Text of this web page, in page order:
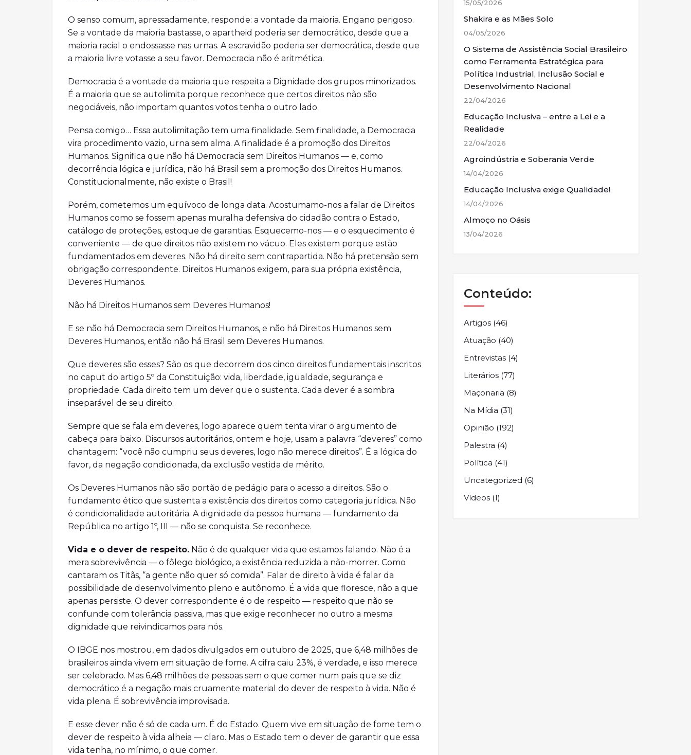
O senso comum, apressadamente, responde: a vontade da maioria. Engano perigoso.
Se a vontade da maioria bastasse, o apartheid poderia ser democrático, desde que a
maioria racial o endossasse nas urnas. A escravidão poderia ser democrática, desde que
a maioria livre votasse a seu favor. Democracia não é aritmética.
Democracia é a vontade da maioria que respeita a Dignidade dos grupos minorizados.
É a maioria que se autolimita porque reconhece que certos direitos não são
negociáveis, não importam quantos votos tenha o outro lado.
Pensa comigo… Essa autolimitação tem uma finalidade. Sem finalidade, a Democracia
vira procedimento vazio, urna sem alma. A finalidade é a promoção dos Direitos
Humanos. Significa que não há Democracia sem Direitos Humanos — e, como
decorrência lógica e jurídica, não há Brasil sem a promoção dos Direitos Humanos.
Constitucionalmente, não existe o Brasil!
Porém, cometemos um equívoco de longa data. Acostumamo-nos a falar de Direitos
Humanos como se fossem apenas muralha defensiva do cidadão contra o Estado,
catálogo de proteções, estoque de garantias. Esquecemo-nos — e o esquecimento é
conveniente — de que direitos não existem no vácuo. Eles existem porque estão
fundamentados em deveres. Não há direito sem contrapartida. Não há pretensão sem
obrigação correspondente. Direitos Humanos exigem, para sua própria existência,
Deveres Humanos.
Não há Direitos Humanos sem Deveres Humanos!
E se não há Democracia sem Direitos Humanos, e não há Direitos Humanos sem
Deveres Humanos, então não há Brasil sem Deveres Humanos.
Que deveres são esses? São os que decorrem dos cinco direitos fundamentais inscritos
no caput do artigo 5º da Constituição: vida, liberdade, igualdade, segurança e
propriedade. Cada direito tem um dever que o sustenta. Cada dever é a sombra
inseparável de seu direito.
Sempre que se fala em deveres, logo aparece quem tenta virar o argumento de
cabeça para baixo. Discursos autoritários, ontem e hoje, usam a palavra “deveres” como
chantagem: “você não cumpriu seus deveres, logo não merece direitos”. É a lógica do
favor, da negação condicionada, da exclusão vestida de mérito.
Os Deveres Humanos não são portão de pedágio para o acesso a direitos. São o
fundamento ético que sustenta a existência dos direitos como categoria jurídica. Não
é condicionalidade autoritária. A dignidade da pessoa humana — fundamento da
República no artigo 1º, III — não se conquista. Se reconhece.
Vida e o dever de respeito. Não é de qualquer vida que estamos falando. Não é a
mera sobrevivência — o fôlego biológico, a existência reduzida a não-morrer. Como
cantaram os Titãs, “a gente não quer só comida”. Falar de direito à vida é falar da
possibilidade de desenvolvimento pleno e autônomo. É a vida que floresce, não a que
apenas persiste. O dever correspondente é o de respeito — respeito que não se
confunde com tolerância passiva, mas que exige reconhecer no outro a mesma
dignidade que reivindicamos para nós.
O IBGE nos mostrou, em dados divulgados em outubro de 2025, que 6,48 milhões de
brasileiros ainda vivem em situação de fome. A cifra caiu 23%, é verdade, e isso merece
ser celebrado. Mas 6,48 milhões de pessoas sem o que comer num país que se diz
democrático é a negação mais cruamente material do dever de respeito à vida. Não é
vida plena. É sobrevivência improvisada.
E esse dever não é só de cada um. É do Estado. Quem vive em situação de fome tem o
dever de respeito à vida alheia — claro. Mas o Estado tem o dever de garantir que essa
vida tenha, no mínimo, o que comer.
15/05/2026
Shakira e as Mães Solo
04/05/2026
O Sistema de Assistência Social Brasileiro
como Ferramenta Estratégica para
Política Industrial, Inclusão Social e
Desenvolvimento Nacional
22/04/2026
Educação Inclusiva – entre a Lei e a
Realidade
22/04/2026
Agroindústria e Soberania Verde
14/04/2026
Educação Inclusiva exige Qualidade!
14/04/2026
Almoço no Oásis
13/04/2026
Conteúdo:
Artigos (46)
Atuação (40)
Entrevistas (4)
Literários (77)
Maçonaria (8)
Na Mídia (31)
Opinião (192)
Palestra (4)
Política (41)
Uncategorized (6)
Vídeos (1)